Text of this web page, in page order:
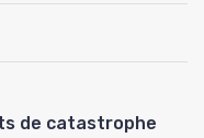
de catastrophe